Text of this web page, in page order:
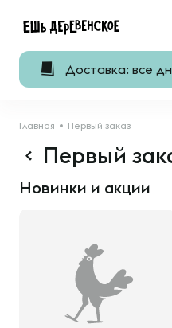
Доставка: все
Главная Первый заказ
Первый
Новинки и акции